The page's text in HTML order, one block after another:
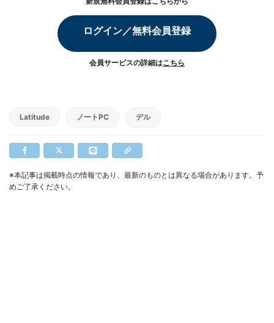
ログイン／無料会員登録
会員サービスの詳細はこちら
Latitude ノートPC デル
※本記事は掲載時点の情報であり、最新のものとは異なる場合があります。予
めご了承ください。